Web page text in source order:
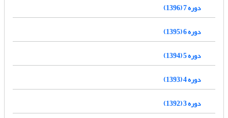
دوره 7 (1396)
دوره 6 (1395)
دوره 5 (1394)
دوره 4 (1393)
دوره 3 (1392)